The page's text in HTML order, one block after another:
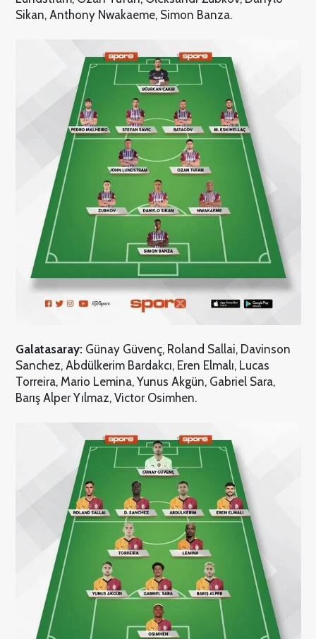
Sikan, Anthony Nwakaeme, Simon Banza.
Galatasaray:Günay Güvenç, Roland Sallai, Davinson
Sanchez, Abdülkerim Bardakcı, Eren Elmalı, Lucas
Torreira, Mario Lemina, Yunus Akgün, Gabriel Sara,
Barış Alper Yılmaz, Victor Osimhen.